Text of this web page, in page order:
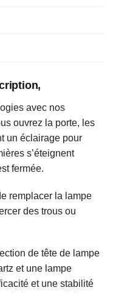
avec nos
ouvrez la porte, les
un éclairage pour
s’éteignent
fermée.
remplacer la lampe
des trous ou
de tête de lampe
et une lampe
et une stabilité